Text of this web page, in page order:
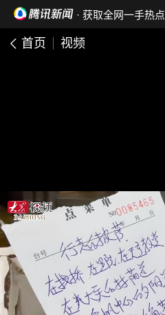
· 获取全网一手热点
首页 视频